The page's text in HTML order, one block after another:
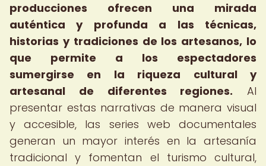
producciones ofrecen una mirada
auténtica y profunda a las técnicas,
historias y tradiciones de los artesanos, lo
que permite a los espectadores
sumergirse en la riqueza cultural y
artesanal de diferentes regiones. Al
presentar estas narrativas de manera visual
y accesible, las series web documentales
generan un mayor interés en la artesanía
tradicional y fomentan el turismo cultural,